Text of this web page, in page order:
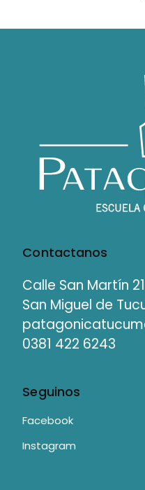
Contactanos
Calle San Martín
San Miguel de
0381 422 6243
Seguinos
Facebook
Instagram